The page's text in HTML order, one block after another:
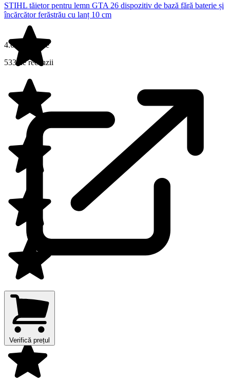
STIHL tăietor pentru lemn GTA 26 dispozitiv de bază fără baterie și
încărcător ferăstrău cu lanț 10 cm
4.6 din 5 stele
533 de recenzii
Verifică prețul